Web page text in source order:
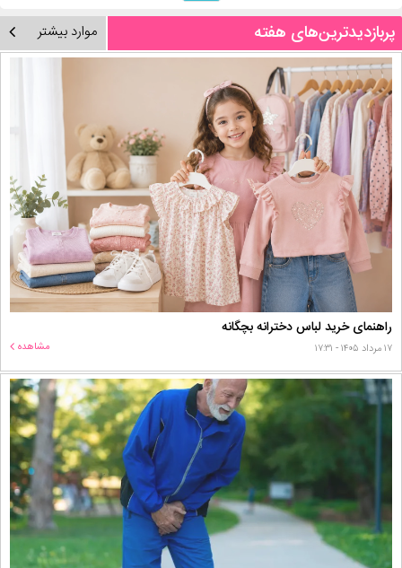
پربازدیدترین‌های هفته موارد بیشتر
راهنمای خرید لباس دخترانه بچگانه
۱۷ مرداد ۱۴۰۵ - ۱۷:۳۱ مشاهده